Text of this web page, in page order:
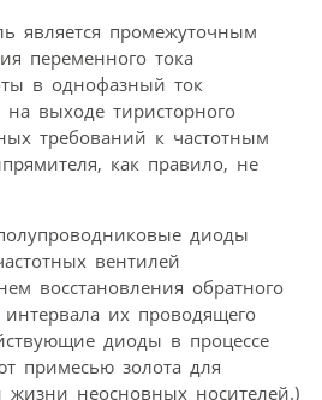
является промежуточным
переменного тока
в однофазный ток
выходе тиристорного
требований к частотным
как правило, не
диоды
вентилей
восстановления обратного
их проводящего
диоды в процессе
примесью золота для
неосновных носителей.)